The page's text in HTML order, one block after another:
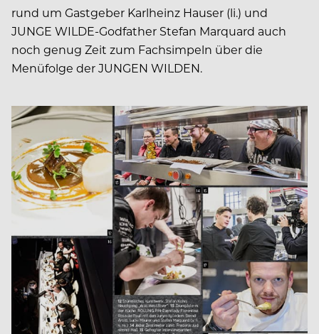
rund um Gastgeber Karlheinz Hauser (li.) und
JUNGE WILDE-Godfather Stefan Marquard auch
noch genug Zeit zum Fachsimpeln über die
Menüfolge der JUNGEN WILDEN.